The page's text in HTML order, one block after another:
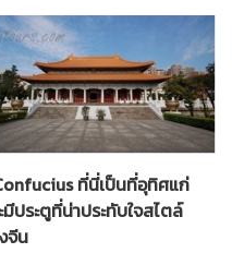
ที่นี่เป็นที่อุทิศแก่
ประตูที่น่าประทับใจสไตล์
จีน